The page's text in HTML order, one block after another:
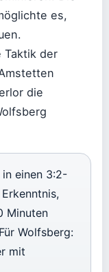
es,
Taktik der
die
in einen 3:2-
Minuten
Wolfsberg:
mit